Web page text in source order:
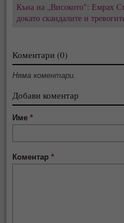
Къна на „Високото": Емрах
докато скандалите и
Коментари (0)
Няма коментари.
Добави коментар
Име*
Коментар*